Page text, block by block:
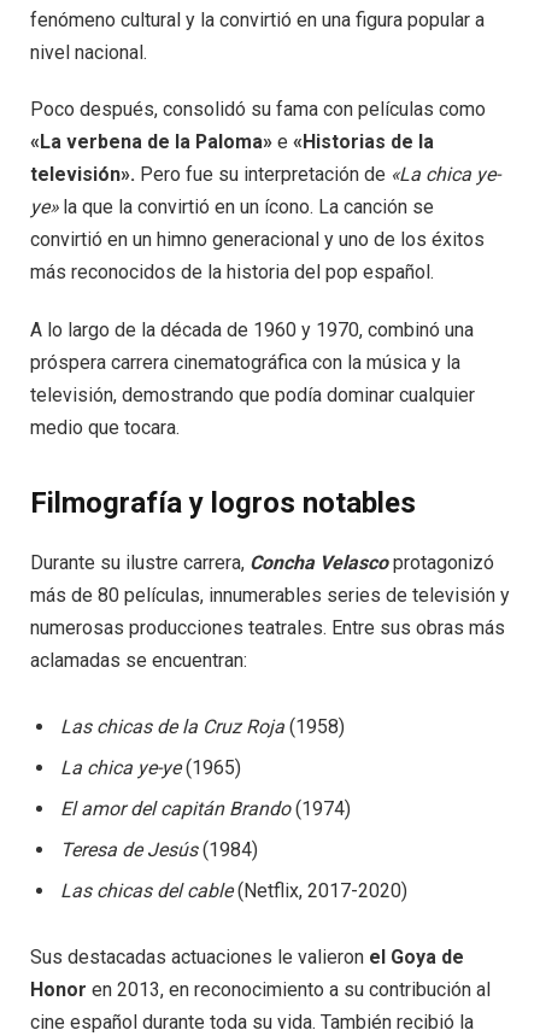
fenómeno cultural y la convirtió en una figura popular a
nivel nacional.
Poco después, consolidó su fama con películas como
«La verbena de la Paloma» e «Historias de la
televisión». Pero fue su interpretación de «La chica ye-
ye»la que la convirtió en un ícono. La canción se
convirtió en un himno generacional y uno de los éxitos
más reconocidos de la historia del pop español.
A lo largo de la década de 1960 y 1970, combinó una
próspera carrera cinematográfica con la música y la
televisión, demostrando que podía dominar cualquier
medio que tocara.
Filmografía y logros notables
Durante su ilustre carrera, Concha Velascoprotagonizó
más de 80 películas, innumerables series de televisión y
numerosas producciones teatrales. Entre sus obras más
aclamadas se encuentran:
Las chicas de la Cruz Roja (1958)
La chica ye-ye(1965)
El amor del capitán Brando(1974)
Teresa de Jesús(1984)
Las chicas del cable(Netflix, 2017-2020)
Sus destacadas actuaciones le valieron el Goya de
Honor en 2013, en reconocimiento a su contribución al
cine español durante toda su vida. También recibió la